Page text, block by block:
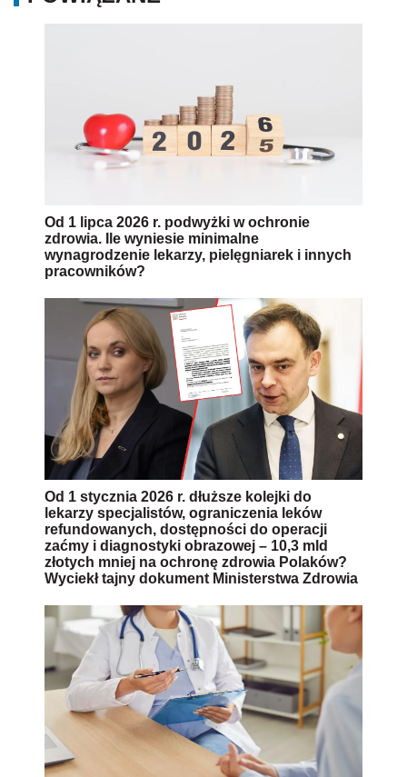
Od 1 lipca 2026 r. podwyżki w ochronie
zdrowia. Ile wyniesie minimalne
wynagrodzenie lekarzy, pielęgniarek i innych
pracowników?
Od 1 stycznia 2026 r. dłuższe kolejki do
lekarzy specjalistów, ograniczenia leków
refundowanych, dostępności do operacji
zaćmy i diagnostyki obrazowej – 10,3 mld
złotych mniej na ochronę zdrowia Polaków?
Wyciekł tajny dokument Ministerstwa Zdrowia